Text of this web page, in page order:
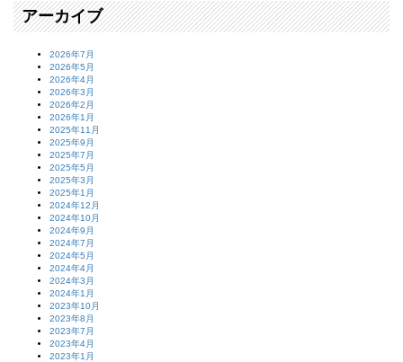
アーカイブ
2026年7月
2026年5月
2026年4月
2026年3月
2026年2月
2026年1月
2025年11月
2025年9月
2025年7月
2025年5月
2025年3月
2025年1月
2024年12月
2024年10月
2024年9月
2024年7月
2024年5月
2024年4月
2024年3月
2024年1月
2023年10月
2023年8月
2023年7月
2023年4月
2023年1月